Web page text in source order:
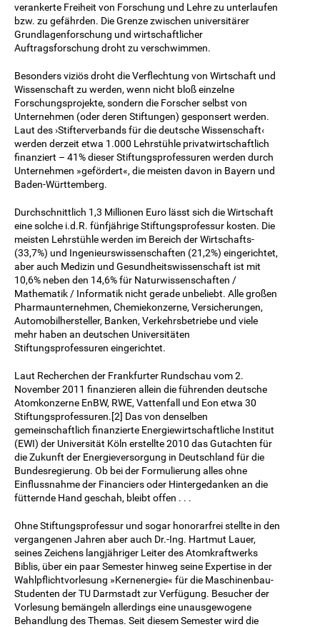
verankerte Freiheit von Forschung und Lehre zu unterlaufen
bzw. zu gefährden. Die Grenze zwischen universitärer
Grundlagenforschung und wirtschaftlicher
Auftragsforschung droht zu verschwimmen.
Besonders viziös droht die Verflechtung von Wirtschaft und
Wissenschaft zu werden, wenn nicht bloß einzelne
Forschungsprojekte, sondern die Forscher selbst von
Unternehmen (oder deren Stiftungen) gesponsert werden.
Laut des ›Stifterverbands für die deutsche Wissenschaft‹
werden derzeit etwa 1.000 Lehrstühle privatwirtschaftlich
finanziert – 41% dieser Stiftungsprofessuren werden durch
Unternehmen »gefördert«, die meisten davon in Bayern und
Baden-Württemberg.
Durchschnittlich 1,3 Millionen Euro lässt sich die Wirtschaft
eine solche i.d.R. fünfjährige Stiftungsprofessur kosten. Die
meisten Lehrstühle werden im Bereich der Wirtschafts-
(33,7%) und Ingenieurswissenschaften (21,2%) eingerichtet,
aber auch Medizin und Gesundheitswissenschaft ist mit
10,6% neben den 14,6% für Naturwissenschaften /
Mathematik / Informatik nicht gerade unbeliebt. Alle großen
Pharmaunternehmen, Chemiekonzerne, Versicherungen,
Automobilhersteller, Banken, Verkehrsbetriebe und viele
mehr haben an deutschen Universitäten
Stiftungsprofessuren eingerichtet.
Laut Recherchen der Frankfurter Rundschau vom 2.
November 2011 finanzieren allein die führenden deutsche
Atomkonzerne EnBW, RWE, Vattenfall und Eon etwa 30
Stiftungsprofessuren.[2] Das von denselben
gemeinschaftlich finanzierte Energiewirtschaftliche Institut
(EWI) der Universität Köln erstellte 2010 das Gutachten für
die Zukunft der Energieversorgung in Deutschland für die
Bundesregierung. Ob bei der Formulierung alles ohne
Einflussnahme der Financiers oder Hintergedanken an die
fütternde Hand geschah, bleibt offen . . .
Ohne Stiftungsprofessur und sogar honorarfrei stellte in den
vergangenen Jahren aber auch Dr.-Ing. Hartmut Lauer,
seines Zeichens langjähriger Leiter des Atomkraftwerks
Biblis, über ein paar Semester hinweg seine Expertise in der
Wahlpflichtvorlesung »Kernenergie« für die Maschinenbau-
Studenten der TU Darmstadt zur Verfügung. Besucher der
Vorlesung bemängeln allerdings eine unausgewogene
Behandlung des Themas. Seit diesem Semester wird die